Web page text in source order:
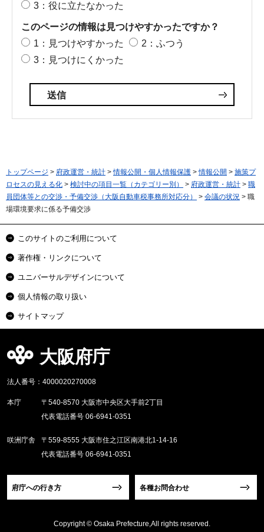
3：役に立たなかった
このページの情報は見つけやすかったですか？
1：見つけやすかった
2：ふつう
3：見つけにくかった
トップページ > 府政運営・統計 >情報公開・個人情報保護 >情報公開 > 施策プ
ロセスの見える化 > 検討中の項目一覧（カテゴリー別） > 府政運営・統計 > 職
員団体等との交渉・予備交渉（大阪自動車税事務所対応分）
> 会議の状況 > 職
場環境要求に係る予備交渉
このサイトのご利用について
著作権・リンクについて
ユニバーサルデザインについて
個人情報の取り扱い
サイトマップ
大阪府庁
法人番号：4000020270008
本庁
〒540-8570 大阪市中央区大手前2丁目
代表電話番号 06-6941-0351
咲洲庁舎
〒559-8555 大阪市住之江区南港北1-14-16
代表電話番号 06-6941-0351
府庁への行き方 各種お問合わせ
Copyright © Osaka Prefecture,All rights reserved.